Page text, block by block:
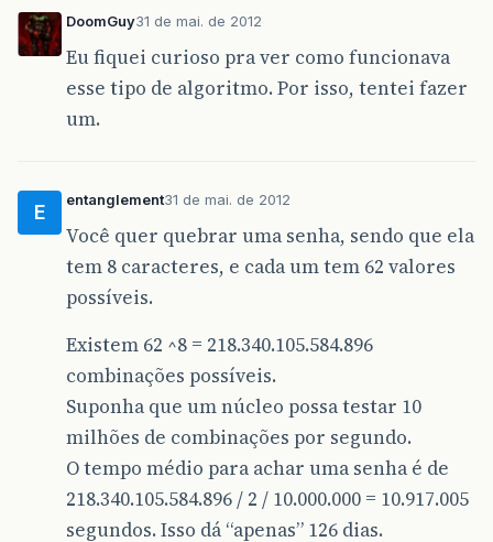
DoomGuy31 de mai. de 2012
Eu fiquei curioso pra ver como funcionava
esse tipo de algoritmo. Por isso, tentei fazer
um.
E
entanglement31 de mai. de 2012
Você quer quebrar uma senha, sendo que ela
tem 8 caracteres, e cada um tem 62 valores
possíveis.
Existem 62 ^8 = 218.340.105.584.896
combinações possíveis.
Suponha que um núcleo possa testar 10
milhões de combinações por segundo.
O tempo médio para achar uma senha é de
218.340.105.584.896 / 2 / 10.000.000 = 10.917.005
segundos. Isso dá “apenas” 126 dias.